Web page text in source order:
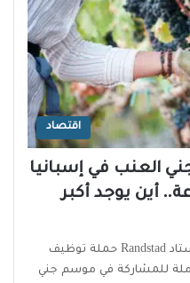
اقتصاد
العنب في إسبانيا
للساعة.. أين يوجد أكبر
أطلقت شركة الموارد البشرية راندستاد Randstad حملة توظيف
2300 عامل وعاملة للمشاركة في موسم جني